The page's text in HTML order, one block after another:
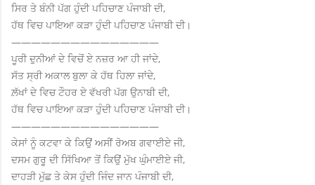
ਸਿਰ ਤੇ ਬੰਨੀ ਪੱਗ ਹੁੰਦੀ ਪਹਿਚਾਣ ਪੰਜਾਬੀ ਦੀ,
ਹੱਥ ਵਿਚ ਪਾਇਆ ਕੜਾ ਹੁੰਦੀ ਪਹਿਚਾਣ ਪੰਜਾਬੀ ਦੀ।
———————————————
ਪੂਰੀ ਦੁਨੀਆਂ ਦੇ ਵਿਚੋਂ ਏ ਨਜ਼ਰ ਆ ਹੀ ਜਾਂਦੇ,
ਸੱਤ ਸ੍ਰੀ ਅਕਾਲ ਬੁਲਾ ਕੇ ਹੱਥ ਹਿਲਾ ਜਾਂਦੇ,
ਲ਼ੱਖਾਂ ਦੇ ਵਿਚ ਟੌਹਰ ਏ ਵੱਖਰੀ ਪੱਗ ਉਨਾਬੀ ਦੀ,
ਹੱਥ ਵਿਚ ਪਾਇਆ ਕੜਾ ਹੁੰਦੀ ਪਹਿਚਾਣ ਪੰਜਾਬੀ ਦੀ।
———————————————
ਕੇਸਾਂ ਨੂੰ ਕਟਵਾ ਕੇ ਕਿਉਂ ਅਸੀਂ ਰੋਅਬ ਗਵਾਈਏ ਜੀ,
ਦਸਮ ਗੁਰੂ ਦੀ ਸਿੱਖਿਆ ਤੋਂ ਕਿਉਂ ਮੁੱਖ ਘੁੰਮਾਈਏ ਜੀ,
ਦਾਹੜੀ ਮੁੱਛ ਤੇ ਕੇਸ ਹੁੰਦੀ ਜਿੰਦ ਜਾਨ ਪੰਜਾਬੀ ਦੀ,